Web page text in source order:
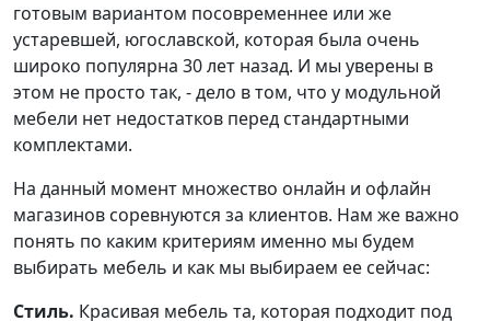
готовым вариантом посовременнее или же
устаревшей, югославской, которая была очень
широко популярна 30 лет назад. И мы уверены в
этом не просто так, - дело в том, что у модульной
мебели нет недостатков перед стандартными
комплектами.
На данный момент множество онлайн и офлайн
магазинов соревнуются за клиентов. Нам же важно
понять по каким критериям именно мы будем
выбирать мебель и как мы выбираем ее сейчас:
Стиль. Красивая мебель та, которая подходит под